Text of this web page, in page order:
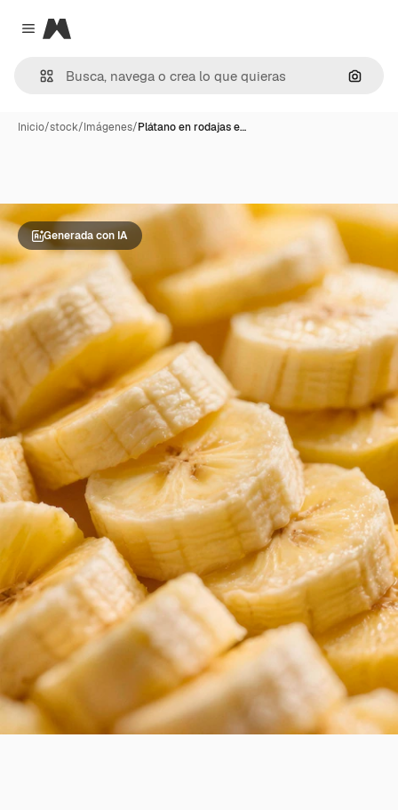
Close menu
Magnific
Inicio/stock/Imágenes/Plátano en rodajas e…
Generada con IA